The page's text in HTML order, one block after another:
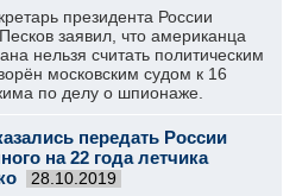
президента России
заявил, что американца
нельзя считать политическим
московским судом к 16
по делу о шпионаже.
передать России
на 22 года летчика
28.10.2019